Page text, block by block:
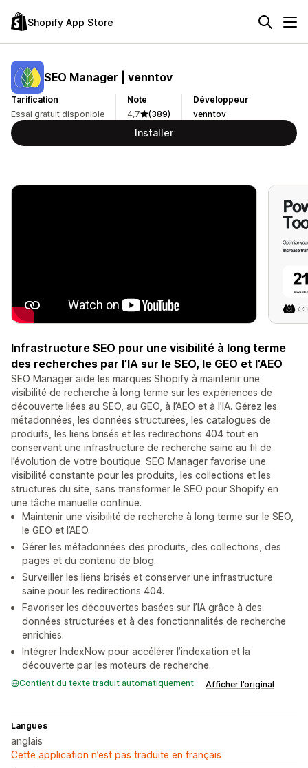
Shopify App Store
SEO Manager | venntov
Tarification
Essai gratuit disponible
Note
4,7
(389)
Développeur
venntov
Installer
Infrastructure SEO pour une visibilité à long terme
des recherches par l’IA sur le SEO, le GEO et l’AEO
SEO Manager aide les marques Shopify à maintenir une
visibilité de recherche à long terme sur les expériences de
découverte liées au SEO, au GEO, à l’AEO et à l’IA. Gérez les
métadonnées, les données structurées, les catalogues de
produits, les liens brisés et les redirections 404 tout en
conservant une infrastructure de recherche saine au fil de
l’évolution de votre boutique. SEO Manager favorise une
visibilité constante pour les produits, les collections et les
structures du site, sans transformer le SEO pour Shopify en
une tâche manuelle continue.
Maintenir une visibilité de recherche à long terme sur le SEO,
le GEO et l’AEO.
Gérer les métadonnées des produits, des collections, des
pages et du contenu de blog.
Surveiller les liens brisés et conserver une infrastructure
saine pour les redirections 404.
Favoriser les découvertes basées sur l’IA grâce à des
données structurées et à des fonctionnalités de recherche
enrichies.
Intégrer IndexNow pour accélérer l’indexation et la
découverte par les moteurs de recherche.
Contient du texte traduit automatiquement Afficher l’original
Langues
anglais
Cette application n’est pas traduite en français